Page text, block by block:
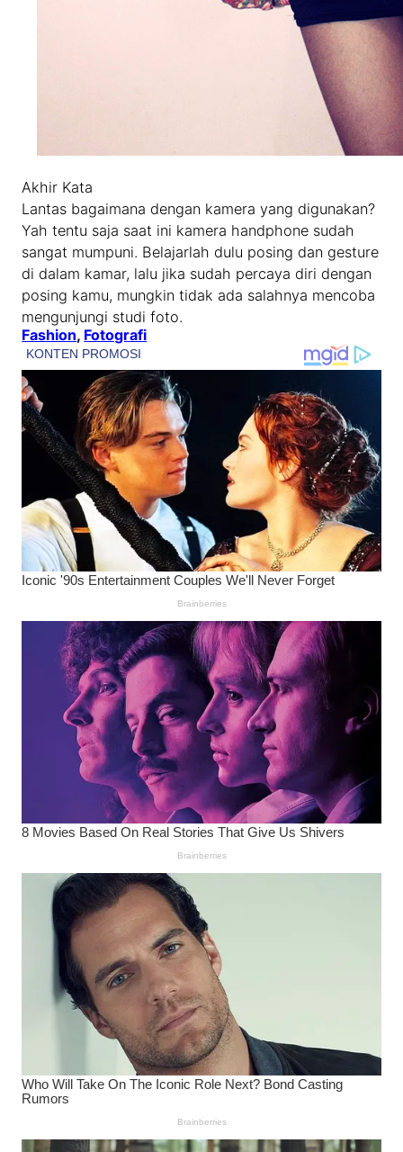
Akhir Kata
Lantas bagaimana dengan kamera yang digunakan?
Yah tentu saja saat ini kamera handphone sudah
sangat mumpuni. Belajarlah dulu posing dan gesture
di dalam kamar, lalu jika sudah percaya diri dengan
posing kamu, mungkin tidak ada salahnya mencoba
mengunjungi studi foto.
Fashion, Fotografi